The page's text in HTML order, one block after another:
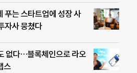
푸는 스타트업에 성장 사
자사 뭉쳤다
없다…블록체인으로 라오
스